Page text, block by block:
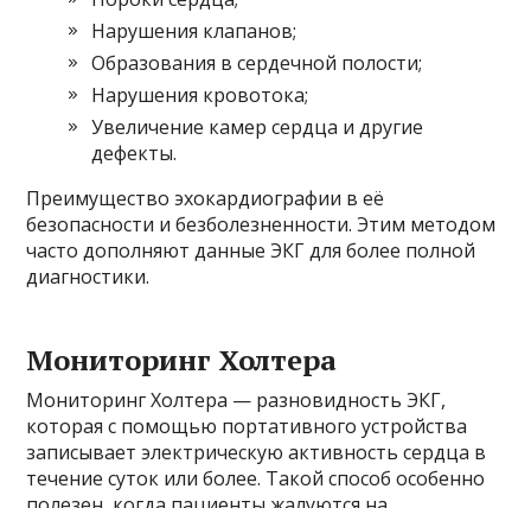
Нарушения клапанов;
Образования в сердечной полости;
Нарушения кровотока;
Увеличение камер сердца и другие
дефекты.
Преимущество эхокардиографии в её
безопасности и безболезненности. Этим методом
часто дополняют данные ЭКГ для более полной
диагностики.
Мониторинг Холтера
Мониторинг Холтера — разновидность ЭКГ,
которая с помощью портативного устройства
записывает электрическую активность сердца в
течение суток или более. Такой способ особенно